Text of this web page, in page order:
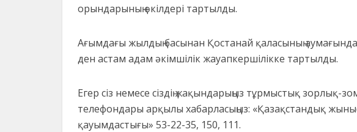
орындарының өкілдері тартылды.
Ағымдағы жылдың басынан Қостанай қаласының
ден астам адам әкімшілік жауапкершілікке тартылды.
Егер сіз немесе сіздің жақындарыңыз тұрмыстық зорлық-
телефондары арқылы хабарласыңыз: «Қазақстандық
қауымдастығы» 53-22-35, 150, 111.